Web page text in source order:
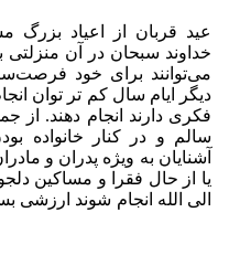
عید قربان از اعیاد
خداوند سبحان در آن منزلتی
می‌توانند برای خود
دیگر ایام سال کم تر توان
فکری دارند انجام دهند. از
سالم و در کنار خانواده
آشنایان به ویژه پدران و
یا از حال فقرا و مساکین
الی الله انجام شوند ارزشی